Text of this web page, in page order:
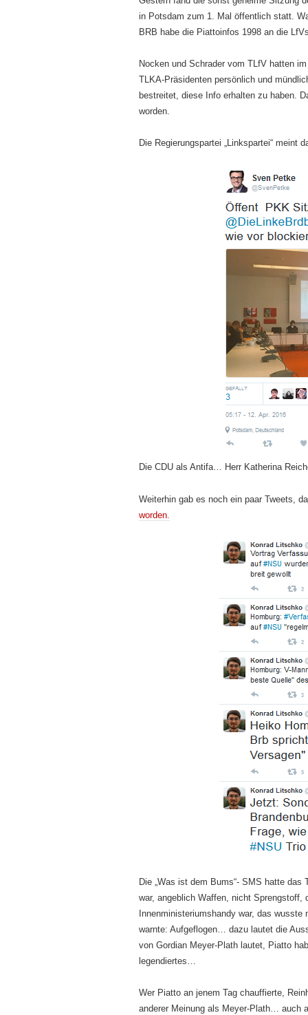
in Potsdam zum 1. Mal öffentlich statt.
BRB habe die Piattoinfos 1998 an die
Nocken und Schrader vom TLfV hatten
TLKA-Präsidenten persönlich und
bestreitet, diese Info erhalten zu haben.
worden.
Die Regierungspartei „Linkspartei“ meint
Die CDU als Antifa… Herr Katherina
Weiterhin gab es noch ein paar Tweets,
worden.
Die „Was ist dem Bums“- SMS hatte
war, angeblich Waffen, nicht
Innenministeriumshandy war, das
warnte: Aufgeflogen… dazu lautet die
von Gordian Meyer-Plath lautet, Piatto
legendiertes…
Wer Piatto an jenem Tag chauffierte,
anderer Meinung als Meyer-Plath… auch